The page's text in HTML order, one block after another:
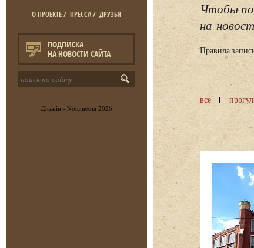
О ПРОЕКТЕ/ ПРЕССА/ ДРУЗЬЯ
ПОДПИСКА
НА НОВОСТИ САЙТА
Дизайн - Notamedia 2026
Чтобы
на
Правила
все